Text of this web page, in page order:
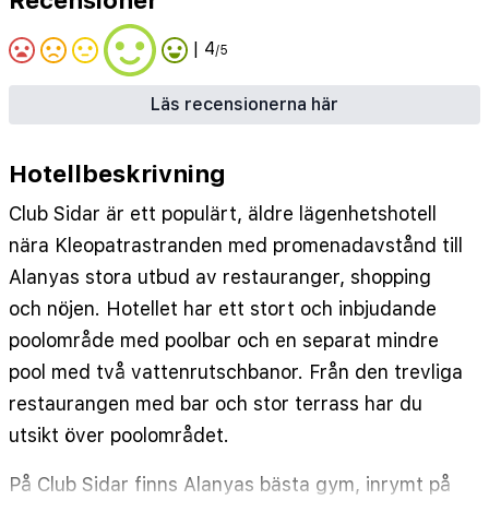
Restaurang: 1 st•
•Vattenrutschbana | 4/5
Läs recensionerna här
Hotellbeskrivning
Club Sidar är ett populärt, äldre lägenhetshotell
nära Kleopatrastranden med promenadavstånd till
Alanyas stora utbud av restauranger, shopping
och nöjen. Hotellet har ett stort och inbjudande
poolområde med poolbar och en separat mindre
pool med två vattenrutschbanor. Från den trevliga
restaurangen med bar och stor terrass har du
utsikt över poolområdet.
På Club Sidar finns Alanyas bästa gym, inrymt på